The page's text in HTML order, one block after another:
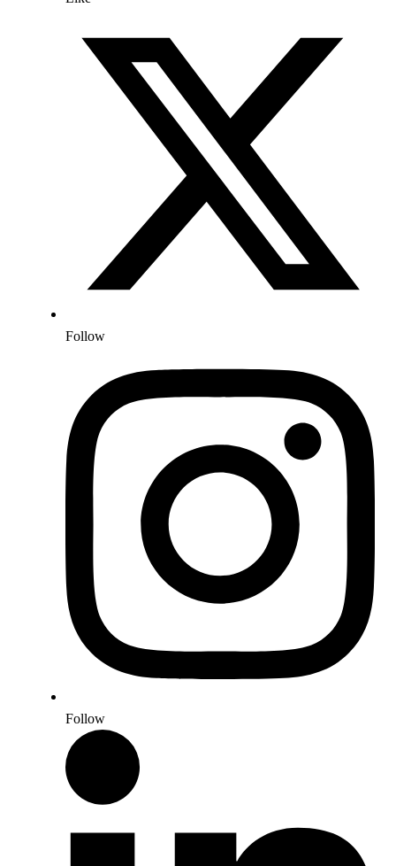
Follow
Follow